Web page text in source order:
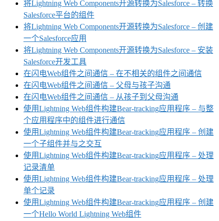
将Lightning Web Components开源转换为Salesforce – 转换
Salesforce平台的组件
将Lightning Web Components开源转换为Salesforce – 创建
一个Salesforce应用
将Lightning Web Components开源转换为Salesforce – 安装
Salesforce开发工具
在闪电Web组件之间通信 – 在不相关的组件之间通信
在闪电Web组件之间通信 – 父母与孩子沟通
在闪电Web组件之间通信 – 从孩子到父母沟通
使用Lightning Web组件构建Bear-tracking应用程序 – 与整
个应用程序中的组件进行通信
使用Lightning Web组件构建Bear-tracking应用程序 – 创建
一个子组件并与之交互
使用Lightning Web组件构建Bear-tracking应用程序 – 处理
记录清单
使用Lightning Web组件构建Bear-tracking应用程序 – 处理
单个记录
使用Lightning Web组件构建Bear-tracking应用程序 – 创建
一个Hello World Lightning Web组件